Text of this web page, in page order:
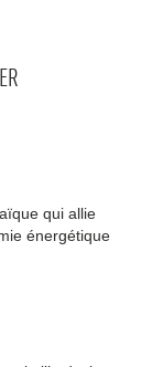
qui allie
énergétique